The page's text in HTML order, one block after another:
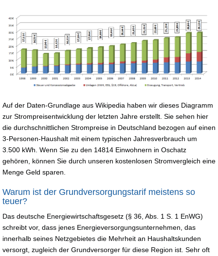
Auf der Daten-Grundlage aus Wikipedia haben wir dieses Diagramm
zur Strompreisentwicklung der letzten Jahre erstellt. Sie sehen hier
die durchschnittlichen Strompreise in Deutschland bezogen auf einen
3-Personen-Haushalt mit einem typischen Jahresverbrauch um
3.500 kWh. Wenn Sie zu den 14814 Einwohnern in Oschatz
gehören, können Sie durch unseren kostenlosen Stromvergleich eine
Menge Geld sparen.
Warum ist der Grundversorgungstarif meistens so
teuer?
Das deutsche Energiewirtschaftsgesetz (§ 36, Abs. 1 S. 1 EnWG)
schreibt vor, dass jenes Energieversorgungsunternehmen, das
innerhalb seines Netzgebietes die Mehrheit an Haushaltskunden
versorgt, zugleich der Grundversorger für diese Region ist. Sehr oft